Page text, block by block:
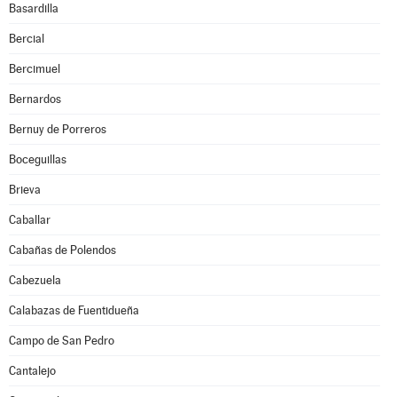
Basardilla
Bercial
Bercimuel
Bernardos
Bernuy de Porreros
Boceguillas
Brieva
Caballar
Cabañas de Polendos
Cabezuela
Calabazas de Fuentidueña
Campo de San Pedro
Cantalejo